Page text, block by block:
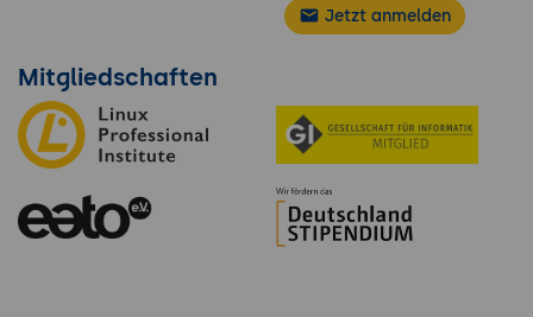
Jetzt anmelden
Mitgliedschaften